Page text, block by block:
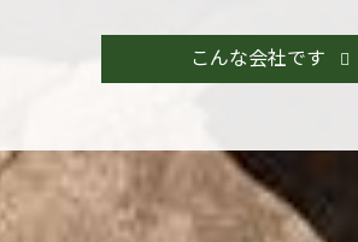
こんな会社です